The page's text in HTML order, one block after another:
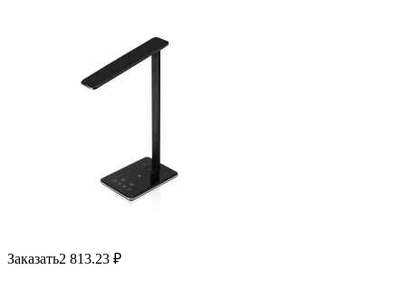
Заказать2 813.23 ₽